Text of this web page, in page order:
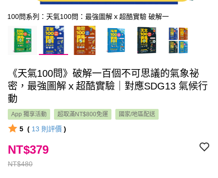
100問系列：天氣100問：最強圖解ｘ超酷實驗 破解一
《天氣100問》破解一百個不可思議的氣象祕
密，最強圖解ｘ超酷實驗｜對應SDG13 氣候行
動
App 獨享活動 超取滿NT$800免運 國家/地區配送
5 ( 13 則評價 )
NT$480
NT$379